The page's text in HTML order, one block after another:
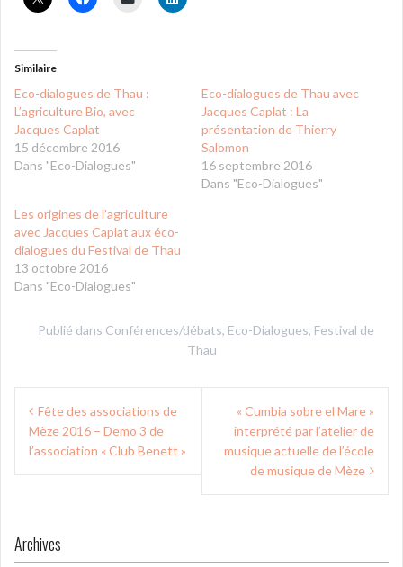
Similaire
Eco-dialogues de Thau :
L’agriculture Bio, avec
Jacques Caplat
15 décembre 2016
Dans "Eco-Dialogues"
Eco-dialogues de Thau avec
Jacques Caplat : La
présentation de Thierry
Salomon
16 septembre 2016
Dans "Eco-Dialogues"
Les origines de l’agriculture
avec Jacques Caplat aux éco-
dialogues du Festival de Thau
13 octobre 2016
Dans "Eco-Dialogues"
Publié dans Conférences/débats, Eco-Dialogues, Festival de
Thau
Navigation
de
l’article
Fête des associations de
Mèze 2016 – Demo 3 de
l’association « Club Benett »
« Cumbia sobre el Mare »
interprété par l’atelier de
musique actuelle de l’école
de musique de Mèze
Archives